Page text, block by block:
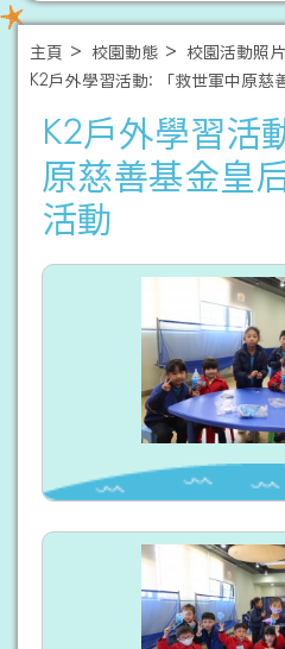
主頁 校園動態
校園活動照片
K2戶外學習活動: 「救世軍中原慈
K2戶外學習活
原慈善基金皇
活動